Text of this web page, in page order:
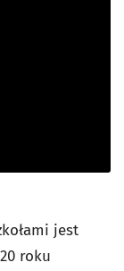
jest
roku